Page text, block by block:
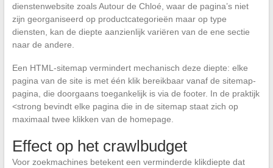
dienstenwebsite zoals Autour de Chloé, waar de pagina’s niet
zijn georganiseerd op productcategorieën maar op type
diensten, kan de diepte aanzienlijk variëren van de ene sectie
naar de andere.
Een HTML-sitemap vermindert mechanisch deze diepte: elke
pagina van de site is met één klik bereikbaar vanaf de sitemap-
pagina, die doorgaans toegankelijk is via de footer. In de praktijk
<strong bevindt elke pagina die in de sitemap staat zich op
maximaal twee klikken van de homepage.
Effect op het crawlbudget
Voor zoekmachines betekent een verminderde klikdiepte dat